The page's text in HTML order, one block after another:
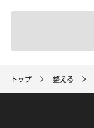
トップ 整える